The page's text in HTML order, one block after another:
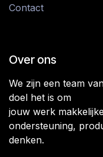
Contact
Over ons
We zijn een team
doel het is om
jouw werk
ondersteuning,
denken.